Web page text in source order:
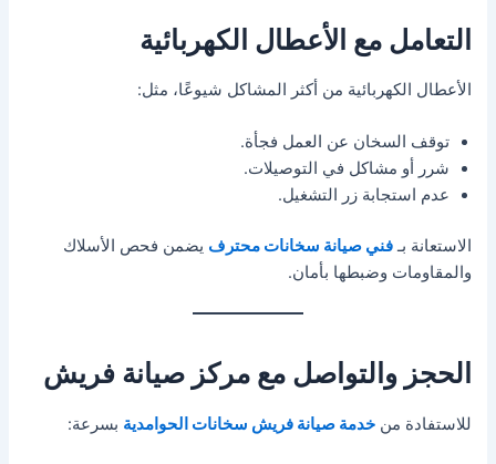
التعامل مع الأعطال الكهربائية
الأعطال الكهربائية من أكثر المشاكل شيوعًا، مثل:
توقف السخان عن العمل فجأة.
شرر أو مشاكل في التوصيلات.
عدم استجابة زر التشغيل.
الاستعانة بـفني صيانة سخانات محترف يضمن فحص الأسلاك
والمقاومات وضبطها بأمان.
الحجز والتواصل مع مركز صيانة فريش
للاستفادة منخدمة صيانة فريش سخانات الحوامدية بسرعة: